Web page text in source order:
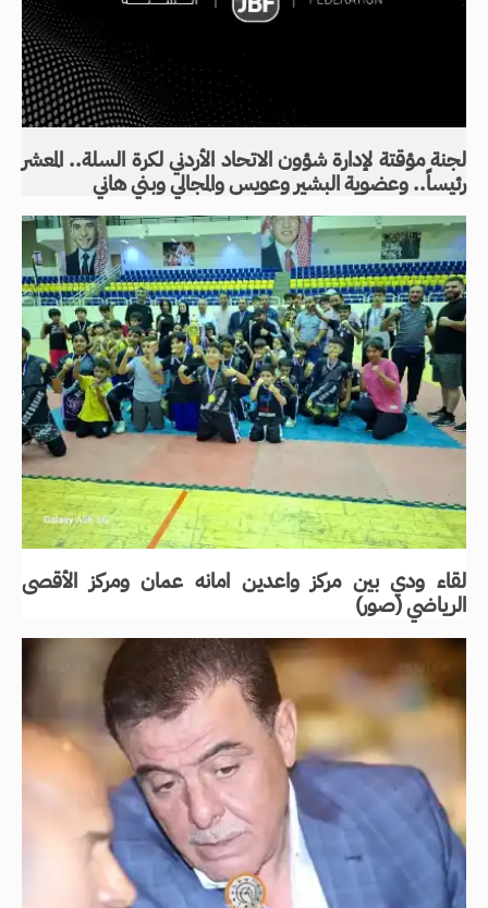
لجنة مؤقتة لإدارة شؤون الاتحاد الأردني لكرة السلة.. المعشر
رئيساً.. وعضوية البشير وعويس والمجالي وبني هاني
لقاء ودي بين مركز واعدين امانه عمان ومركز الأقصى
الرياضي (صور)